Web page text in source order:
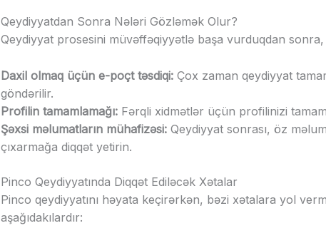
Qeydiyyatdan Sonra Nələri Gözləmək Olur?
Qeydiyyat prosesini müvəffəqiyyətlə başa vurduqdan
Daxil olmaq üçün e-poçt təsdiqi: Çox zaman qeydiyyat
göndərilir.
Profilin tamamlamağı: Fərqli xidmətlər üçün profilinizi
Şəxsi məlumatların mühafizəsi: Qeydiyyat sonrası, öz
çıxarmağa diqqət yetirin.
Pinco Qeydiyyatında Diqqət Ediləcək Xətalar
Pinco qeydiyyatını həyata keçirərkən, bəzi xətalara yol
aşağıdakılardır: